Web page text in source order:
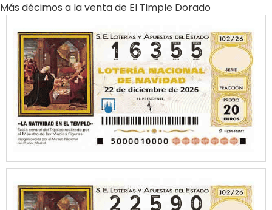
Más décimos a la venta de El Timple Dorado